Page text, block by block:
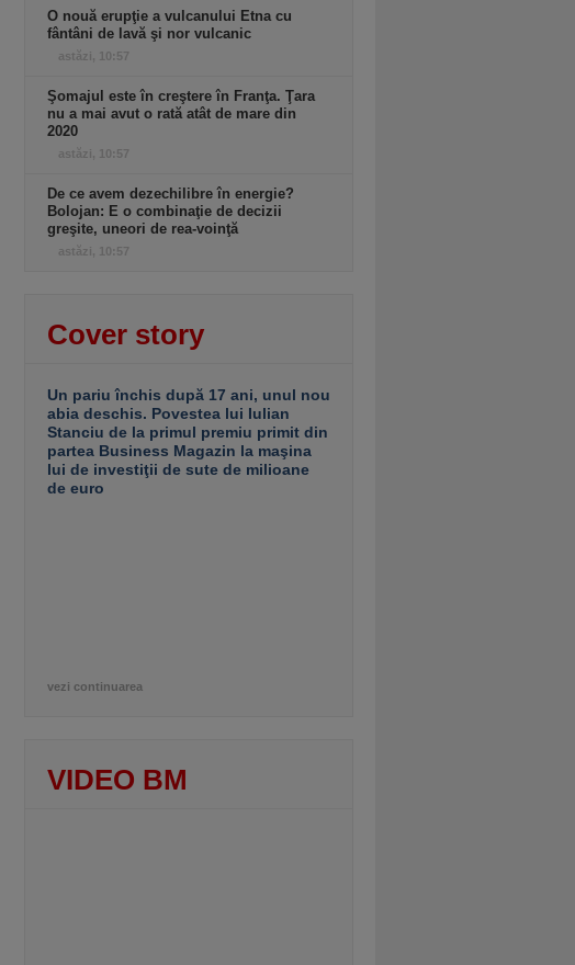
O nouă erupţie a vulcanului Etna cu
fântâni de lavă şi nor vulcanic
astăzi, 10:57
Şomajul este în creştere în Franţa. Ţara
nu a mai avut o rată atât de mare din
2020
astăzi, 10:57
De ce avem dezechilibre în energie?
Bolojan: E o combinaţie de decizii
greşite, uneori de rea-voinţă
astăzi, 10:57
Cover story
Un pariu închis după 17 ani, unul nou
abia deschis. Povestea lui Iulian
Stanciu de la primul premiu primit din
partea Business Magazin la maşina
lui de investiţii de sute de milioane
de euro
vezi continuarea
VIDEO BM